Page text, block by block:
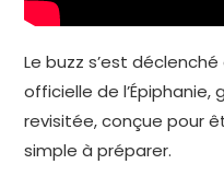
Le buzz s’est
officielle de
revisitée, conçue pour
simple à préparer.